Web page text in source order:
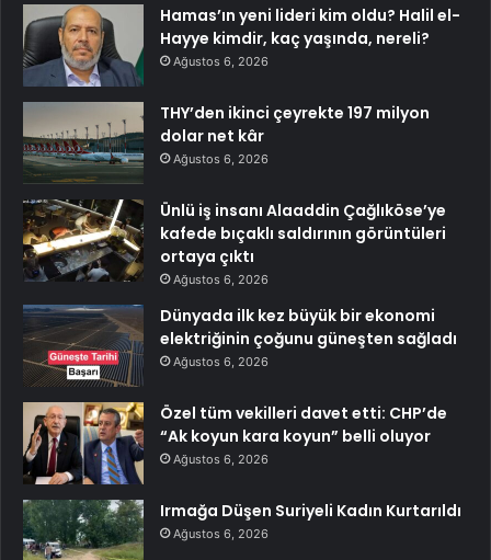
Hamas’ın yeni lideri kim oldu? Halil el-
Hayye kimdir, kaç yaşında, nereli?
Ağustos 6, 2026
THY’den ikinci çeyrekte 197 milyon
dolar net kâr
Ağustos 6, 2026
Ünlü iş insanı Alaaddin Çağlıköse’ye
kafede bıçaklı saldırının görüntüleri
ortaya çıktı
Ağustos 6, 2026
Dünyada ilk kez büyük bir ekonomi
elektriğinin çoğunu güneşten sağladı
Ağustos 6, 2026
Özel tüm vekilleri davet etti: CHP’de
“Ak koyun kara koyun” belli oluyor
Ağustos 6, 2026
Irmağa Düşen Suriyeli Kadın Kurtarıldı
Ağustos 6, 2026